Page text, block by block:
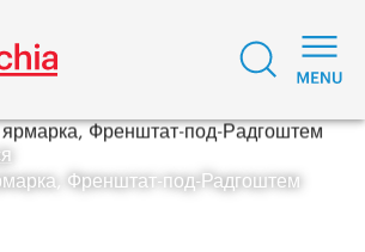
Френштат-под-Радгоштем